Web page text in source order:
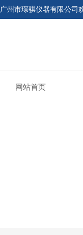
广州市璟骐仪器有限公司
网站首页